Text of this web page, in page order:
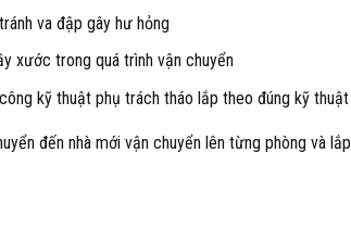
va đập gây hư hỏng
xước trong quá trình vận chuyển
kỹ thuật phụ trách tháo lắp theo đúng kỹ thuật
đến nhà mới vận chuyển lên từng phòng và lắp